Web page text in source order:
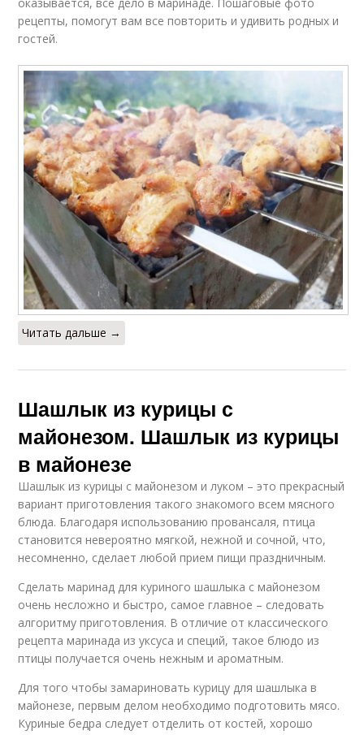
рецепты, помогут вам все повторить и удивить родных и
гостей.
Читать дальше →
Шашлык из курицы с
майонезом. Шашлык из курицы
в майонезе
Шашлык из курицы с майонезом и луком – это прекрасный
вариант приготовления такого знакомого всем мясного
блюда. Благодаря использованию провансаля, птица
становится невероятно мягкой, нежной и сочной, что,
несомненно, сделает любой прием пищи праздничным.
Сделать маринад для куриного шашлыка с майонезом
очень несложно и быстро, самое главное – следовать
алгоритму приготовления. В отличие от классического
рецепта маринада из уксуса и специй, такое блюдо из
птицы получается очень нежным и ароматным.
Для того чтобы замариновать курицу для шашлыка в
майонезе, первым делом необходимо подготовить мясо.
Куриные бедра следует отделить от костей, хорошо